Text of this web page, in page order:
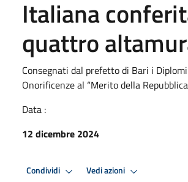
Italiana
quattro
Consegnati dal prefetto di Bari i
Onorificenze al “Merito della
Data :
12 dicembre 2024
Condividi Vedi azioni